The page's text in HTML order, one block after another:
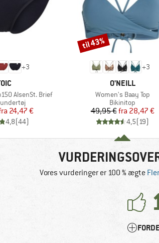
+3
AlsenSt. Brief
Pris
Nedsat pris
24,47 €
4,8(44)
+3
MÆRKE
O'NEILL
Artikel
Women's Baay Top
Produktgruppe
Bikinitop
Pris
49,95 € Nedsat pris
fra 28,47 €
4,5(19)
Rabat
til 43%
Vores vurderinger er 100 % ægte